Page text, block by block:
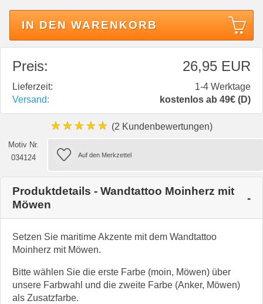
IN DEN WARENKORB
Preis: 26,95 EUR
Lieferzeit:
1-4 Werktage
Versand:
kostenlos ab 49€ (D)
★★★★★ (2 Kundenbewertungen)
Motiv Nr.
034124
Produktdetails - Wandtattoo Moinherz mit
Möwen
Setzen Sie maritime Akzente mit dem Wandtattoo
Moinherz mit Möwen.
Bitte wählen Sie die erste Farbe (moin, Möwen) über
unsere Farbwahl und die zweite Farbe (Anker, Möwen)
als Zusatzfarbe.